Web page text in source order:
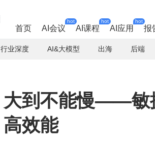
首页 AI会议
hot
AI课程
hot
AI应用
hot
报
行业深度 AI&大模型 出海 后端
大到不能慢——敏
高效能